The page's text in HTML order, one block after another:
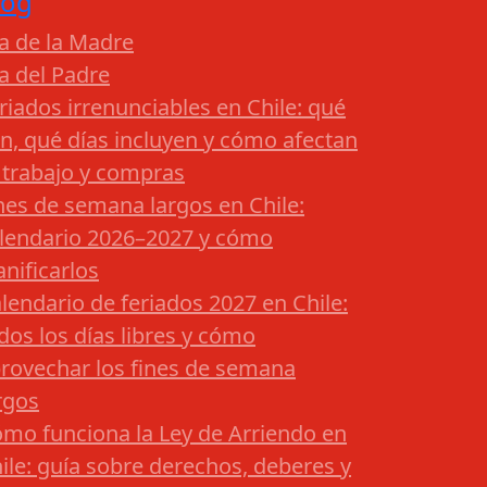
de la Madre
del Padre
irrenunciables en Chile: qué
qué días incluyen y cómo afectan
y compras
de semana largos en Chile:
2026–2027 y cómo
de feriados 2027 en Chile:
los días libres y cómo
los fines de semana
funciona la Ley de Arriendo en
guía sobre derechos, deberes y